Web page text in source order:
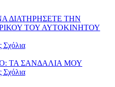
ΔΙΑΤΗΡΗΣΕΤΕ ΤΗΝ
ΤΟΥ ΑΥΤΟΚΙΝΗΤΟΥ
Σχόλια
ΤΑ ΣΑΝΔΑΛΙΑ ΜΟΥ
Σχόλια